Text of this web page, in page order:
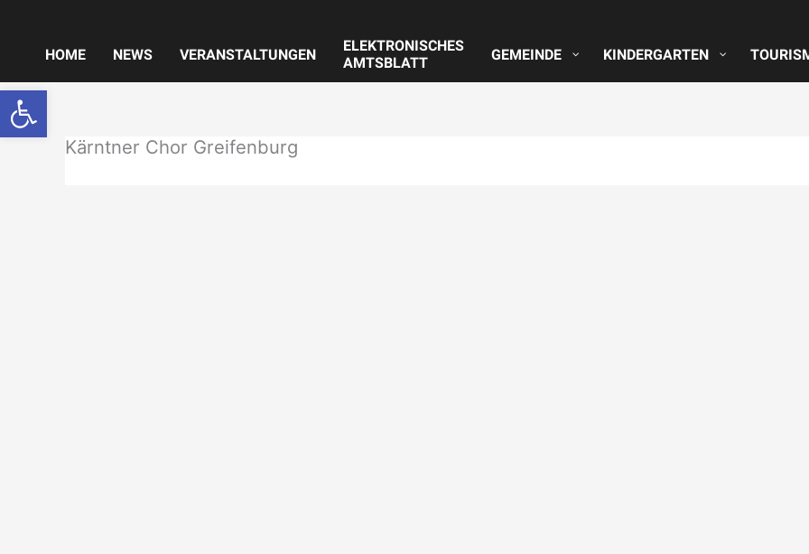
Werkzeugleiste öffnen
springenHOME NEWS VERANSTALTUNGEN
ELEKTRONISCHES
AMTSBLATT
GEMEINDE KINDERGARTEN
Kärntner Chor Greifenburg